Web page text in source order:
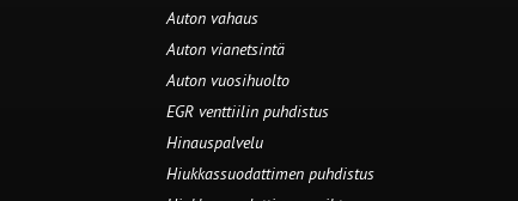
Auton vahaus
Auton vianetsintä
Auton vuosihuolto
EGR venttiilin puhdistus
Hinauspalvelu
Hiukkassuodattimen puhdistus